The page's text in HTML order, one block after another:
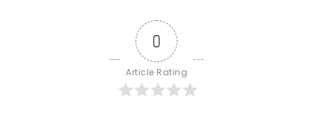
0
Article Rating